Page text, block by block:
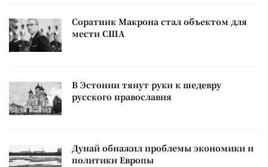
Соратник Макрона стал объектом для
мести США
В Эстонии тянут руки к шедевру
русского православия
Дунай обнажил проблемы экономики и
политики Европы